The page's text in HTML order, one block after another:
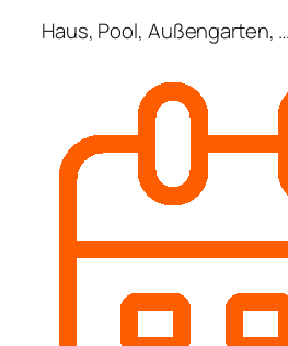
Haus, Pool, Außengarten, …